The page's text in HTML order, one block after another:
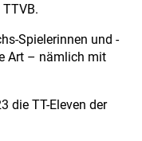
Spielerinnen und -
Art – nämlich mit
die TT-Eleven der